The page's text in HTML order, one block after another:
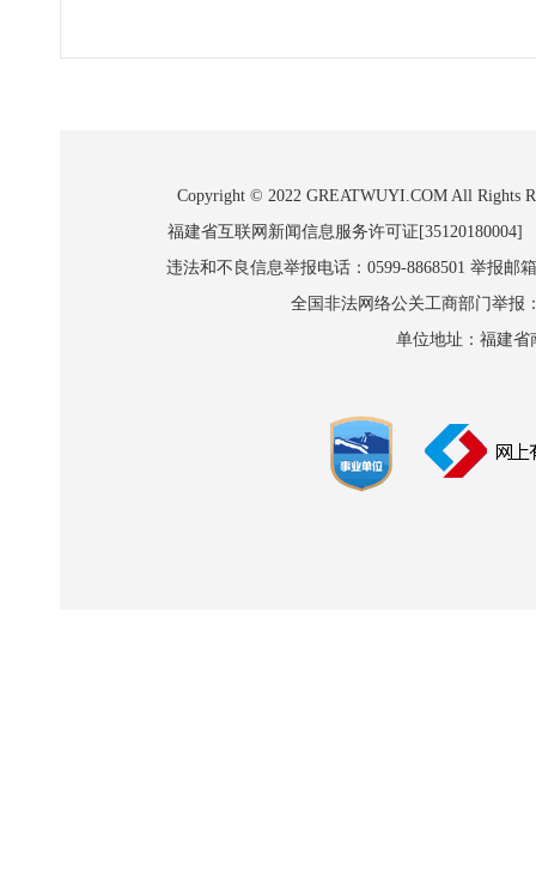
Copyright © 2022 GREATWUYI.COM All Rights
福建省互联网新闻信息服务许可证
违法和不良信息举报电话：0599-8868501 举报邮
全国非法网络公关工商部门举报
单位地址：福建省